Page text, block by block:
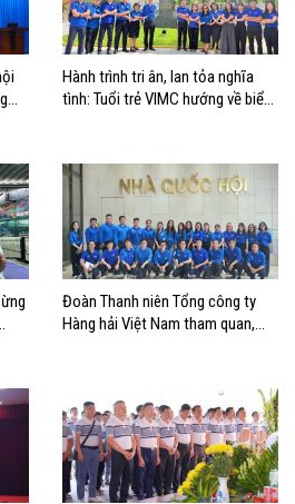
Hành trình tri ân, lan tỏa nghĩa
tình: Tuổi trẻ VIMC hướng về biển
Đoàn Thanh niên Tổng công ty
Hàng hải Việt Nam tham quan,